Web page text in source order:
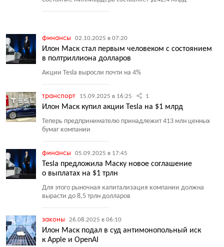
финансы 02.10.2025 в 07:20
Илон Маск стал первым человеком с состоянием
в полтриллиона долларов
Акции Tesla выросли почти на 4%
транспорт 15.09.2025 в 16:25 1
Илон Маск купил акции Tesla на $1 млрд
Теперь предпринимателю принадлежит 413 млн ценных
бумаг компании
финансы 05.09.2025 в 17:45
Tesla предложила Маску новое соглашение
о выплатах на $1 трлн
Для этого рыночная капитализация компании должна
вырасти до 8,5 трлн долларов
законы 26.08.2025 в 06:10
Илон Маск подал в суд антимонопольный иск
к Apple и OpenAI